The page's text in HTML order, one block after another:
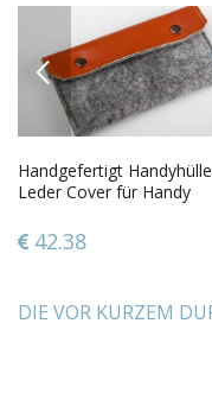
PREVIOUS
Handgefertigt Handyhülle
Leder Cover für Handy
42.38
DIE VOR KURZEM